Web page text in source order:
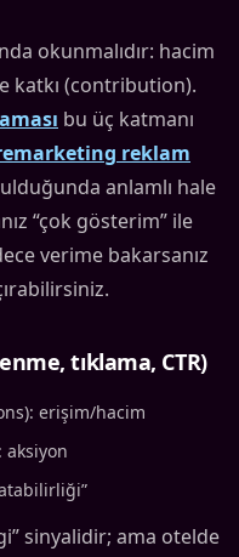
okunmalıdır: hacim
katkı (contribution).
bu üç katmanı
reklam
anlamlı hale
“çok gösterim” ile
verime bakarsanız
tıklama, CTR)
erişim/hacim
aksiyon
sinyalidir; ama otelde